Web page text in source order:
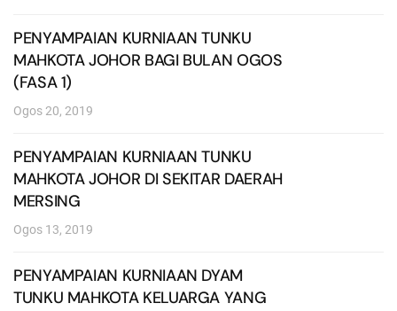
PENYAMPAIAN KURNIAAN TUNKU
MAHKOTA JOHOR BAGI BULAN OGOS
(FASA 1)
Ogos 20, 2019
PENYAMPAIAN KURNIAAN TUNKU
MAHKOTA JOHOR DI SEKITAR DAERAH
MERSING
Ogos 13, 2019
PENYAMPAIAN KURNIAAN DYAM
TUNKU MAHKOTA KELUARGA YANG